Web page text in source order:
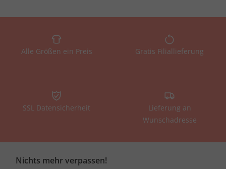
Alle Größen ein Preis Gratis Filiallieferung
SSL Datensicherheit
Lieferung an
Wunschadresse
Nichts mehr verpassen!